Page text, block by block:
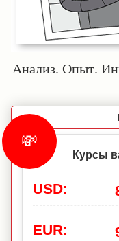
Анализ. Опыт.
💸
Курсы
USD:
EUR: